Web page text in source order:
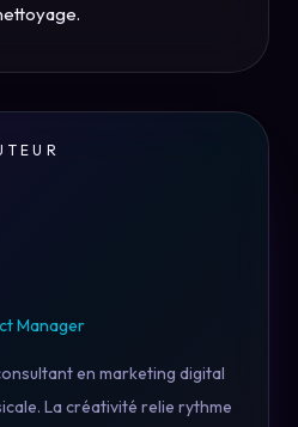
Manager
en marketing digital
La créativité relie rythme